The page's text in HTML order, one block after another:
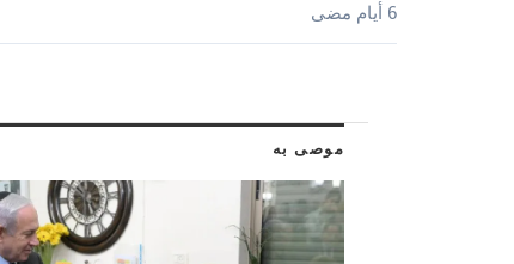
6 أيام مضى
موصى به